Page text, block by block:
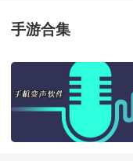
多个领域。通过合
升公司的业绩和声
角色扮演：玩家在
家、商人、员工等
手游合集